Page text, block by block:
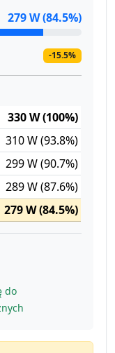
279 W (84.5%)
-15.5%
330 W (100%)
310 W (93.8%)
299 W (90.7%)
289 W (87.6%)
279 W (84.5%)
do